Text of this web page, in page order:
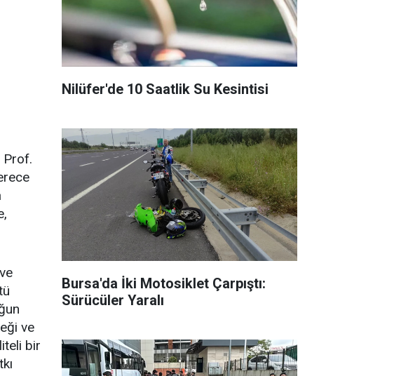
Prof.
ve
bir
Nilüfer'de 10 Saatlik Su Kesintisi
Bursa'da İki Motosiklet Çarpıştı:
Sürücüler Yaralı